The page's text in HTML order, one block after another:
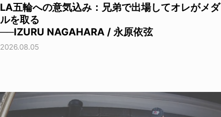
LA五輪への意気込み：兄弟で出場してオレがメダ
ルを取る
──IZURU NAGAHARA / 永原依弦
2026.08.05